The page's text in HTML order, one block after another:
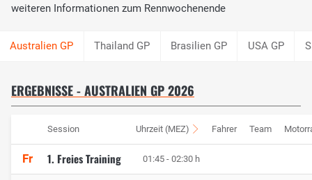
weiteren Informationen zum Rennwochenende
Thailand GP Brasilien GP USA GP
ERGEBNISSE - AUSTRALIEN GP 2026
Session Uhrzeit (MEZ) Fahrer Team
Fr 1. Freies Training 01:45 - 02:30 h